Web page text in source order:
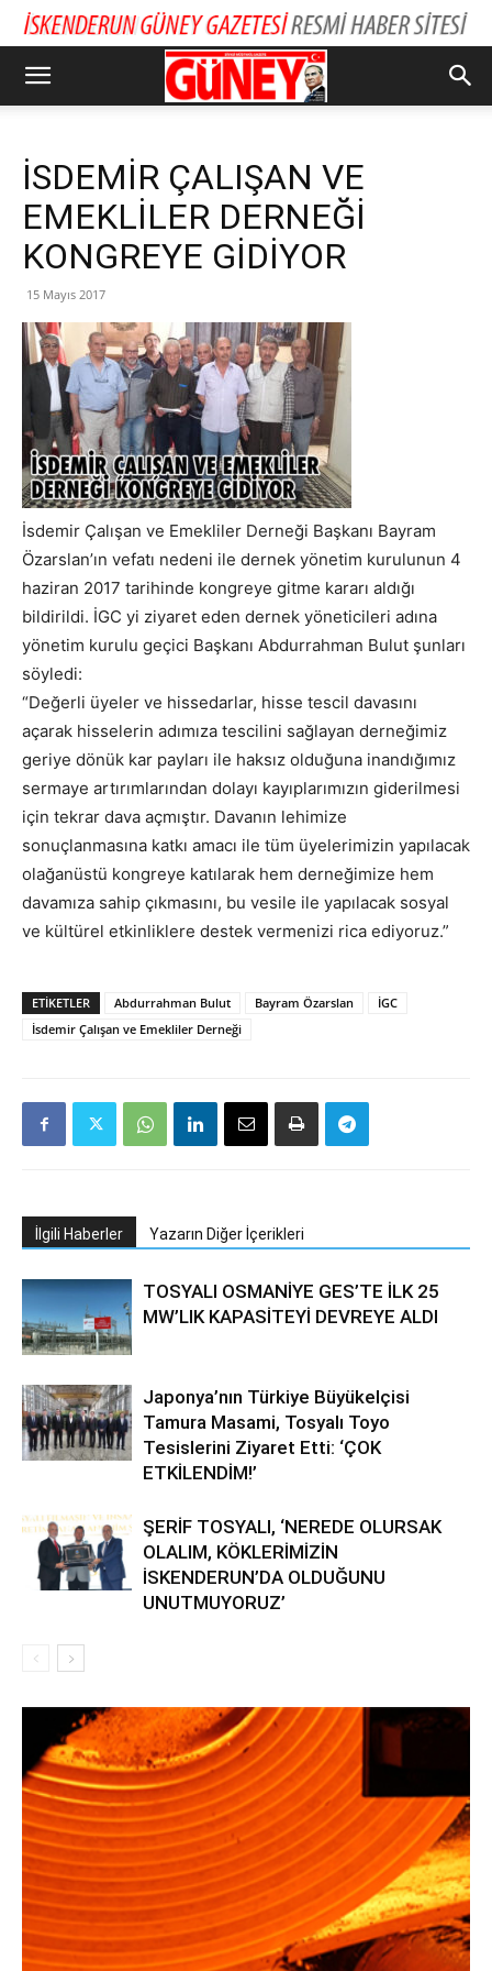
İSDEMİR ÇALIŞAN VE
EMEKLİLER DERNEĞİ
KONGREYE GİDİYOR
15 Mayıs 2017
İsdemir Çalışan ve Emekliler Derneği Başkanı Bayram
Özarslan’ın vefatı nedeni ile dernek yönetim kurulunun 4
haziran 2017 tarihinde kongreye gitme kararı aldığı
bildirildi. İGC yi ziyaret eden dernek yöneticileri adına
yönetim kurulu geçici Başkanı Abdurrahman Bulut şunları
söyledi:
“Değerli üyeler ve hissedarlar, hisse tescil davasını
açarak hisselerin adımıza tescilini sağlayan derneğimiz
geriye dönük kar payları ile haksız olduğuna inandığımız
sermaye artırımlarından dolayı kayıplarımızın giderilmesi
için tekrar dava açmıştır. Davanın lehimize
sonuçlanmasına katkı amacı ile tüm üyelerimizin yapılacak
olağanüstü kongreye katılarak hem derneğimize hem
davamıza sahip çıkmasını, bu vesile ile yapılacak sosyal
ve kültürel etkinliklere destek vermenizi rica ediyoruz.”
ETIKETLER Abdurrahman Bulut Bayram Özarslan
İGC
İsdemir Çalışan ve Emekliler Derneği
İlgili Haberler Yazarın Diğer İçerikleri
TOSYALI OSMANİYE GES’TE İLK 25
MW’LIK KAPASİTEYİ DEVREYE ALDI
Japonya’nın Türkiye Büyükelçisi
Tamura Masami, Tosyalı Toyo
Tesislerini Ziyaret Etti: ‘ÇOK
ETKİLENDİM!’
ŞERİF TOSYALI, ‘NEREDE OLURSAK
OLALIM, KÖKLERİMİZİN
İSKENDERUN’DA OLDUĞUNU
UNUTMUYORUZ’